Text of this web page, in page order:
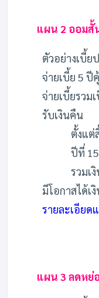
แผน 2 ออมสั้
ตัวอย่างเบี้
จ่ายเบี้ย 5 ปี
จ่ายเบี้ยรวม
รับเงินคืน
ตั้งแต่
ปีที่
รวมเ
มีโอกาสได้
รายละเอียด
แผน 3 ลดหย่